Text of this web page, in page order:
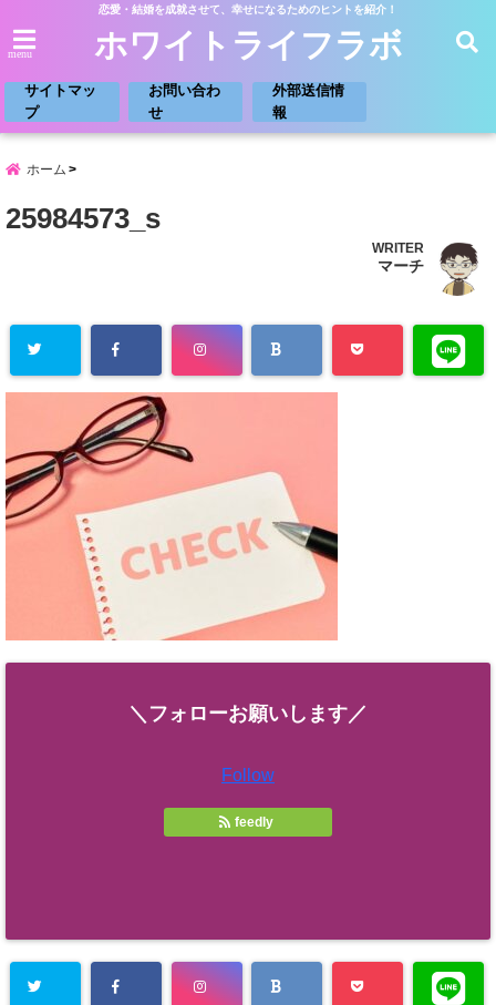
恋愛・結婚を成就させて、幸せになるためのヒントを紹介！
menu ホワイトライフラボ
サイトマッ
プ
お問い合わ
せ
外部送信情
報
ホーム
25984573_s
WRITER
マーチ
＼フォローお願いします／
Follow
feedly